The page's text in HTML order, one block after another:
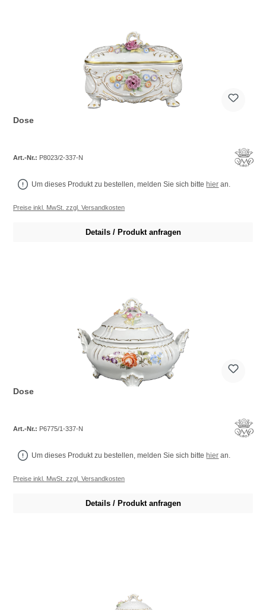
Dose
Art.-Nr.: P8023/2-337-N
Um dieses Produkt zu bestellen, melden Sie sich bitte hier an.
Preise inkl. MwSt. zzgl. Versandkosten
Details / Produkt anfragen
Dose
Art.-Nr.: P6775/1-337-N
Um dieses Produkt zu bestellen, melden Sie sich bitte hier an.
Preise inkl. MwSt. zzgl. Versandkosten
Details / Produkt anfragen